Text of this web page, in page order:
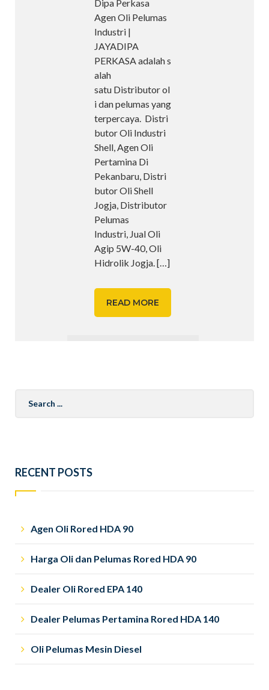
Dipa Perkasa
Agen Oli Pelumas
Industri |
JAYADIPA
PERKASA adalah s
alah
satu Distributor ol
i dan pelumas yang
terpercaya. Distri
butor Oli Industri
Shell, Agen Oli
Pertamina Di
Pekanbaru, Distri
butor Oli Shell
Jogja, Distributor
Pelumas
Industri, Jual Oli
Agip 5W-40, Oli
Hidrolik Jogja.[…]
READ MORE
for:
RECENT POSTS
Agen Oli Rored HDA 90
Harga Oli dan Pelumas Rored HDA 90
Dealer Oli Rored EPA 140
Dealer Pelumas Pertamina Rored HDA 140
Oli Pelumas Mesin Diesel